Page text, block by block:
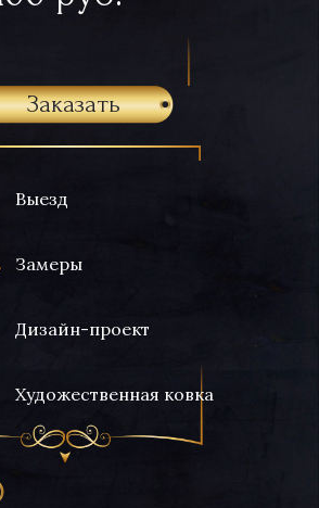
Выезд
Замеры
Дизайн-проект
Художественная ковка
Заказать